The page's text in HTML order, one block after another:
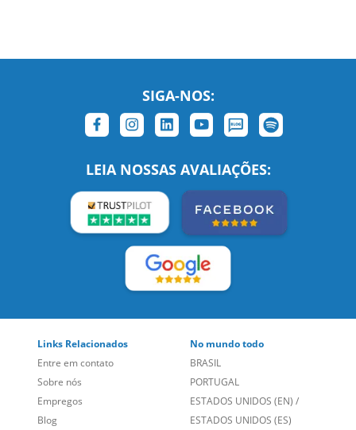
SIGA-NOS:
LEIA NOSSAS AVALIAÇÕES:
Links Relacionados
Entre em contato
Sobre nós
No mundo todo
BRASIL
PORTUGAL